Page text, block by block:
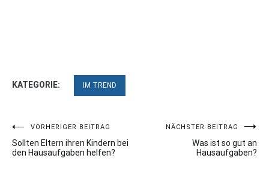
KATEGORIE: IM TREND
Beitragsnavigation
VORHERIGER BEITRAG
Sollten Eltern ihren Kindern bei
den Hausaufgaben helfen?
NÄCHSTER BEITRAG
Was ist so gut an
Hausaufgaben?